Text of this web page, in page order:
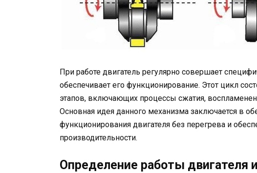
При работе двигатель регулярно совершает
обеспечивает его функционирование. Этот цикл
этапов, включающих процессы сжатия,
Основная идея данного механизма заключается в
функционирования двигателя без перегрева и
производительности.
Определение работы двигателя